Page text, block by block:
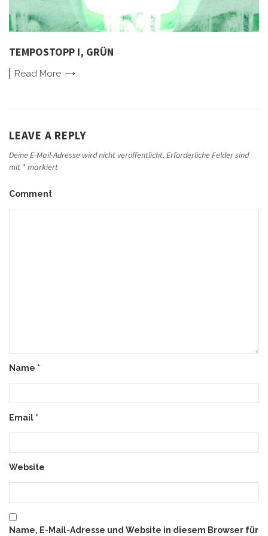
TEMPOSTOPP I, GRÜN
Read More
LEAVE A REPLY
Deine E-Mail-Adresse wird nicht veröffentlicht. Erforderliche Felder sind
mit *markiert
Comment
Name *
Email *
Website
Name, E-Mail-Adresse und Website in diesem Browser für